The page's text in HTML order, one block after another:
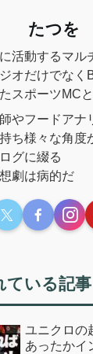
たつを
活動するマル
オだけでなく
スポーツMC
やフードアナ
ち様々な角度
グに綴る
劇は病的だ
ている記事
ユニクロの
あったかイ